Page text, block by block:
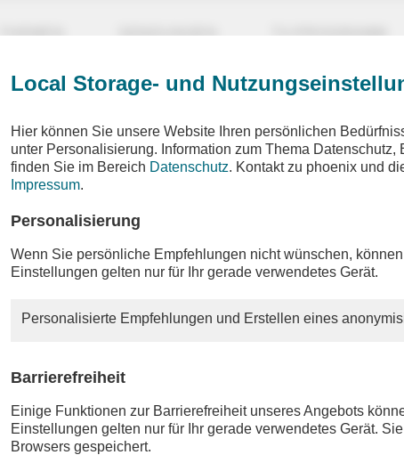
THEMEN SENDUNGEN TV-PROGRAMM
Local Storage- und
Hier können Sie unsere Website Ihren persönlichen
unter Personalisierung. Information zum Thema
finden Sie im Bereich Datenschutz. Kontakt zu phoenix und
Impressum.
Personalisierung
Wenn Sie persönliche Empfehlungen nicht wünschen,
Einstellungen gelten nur für Ihr gerade verwendetes Gerät.
Personalisierte Empfehlungen und Erstellen eines
Barrierefreiheit
Einige Funktionen zur Barrierefreiheit unseres Angebots
Einstellungen gelten nur für Ihr gerade verwendetes Gerät.
Browsers gespeichert.